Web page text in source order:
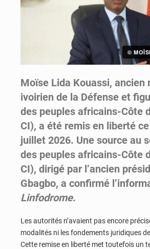
©
Moïse Lida Kouassi, ancien
ivoirien de la Défense et
des peuples africains-Côte
CI), a été remis en liberté
juillet 2026. Une source au
des peuples africains-Côte
CI), dirigé par l’ancien
Gbagbo, a confirmé
Linfodrome.
Les autorités n’avaient pas encore
modalités ni les fondements juridiques
Cette remise en liberté met toutefois un